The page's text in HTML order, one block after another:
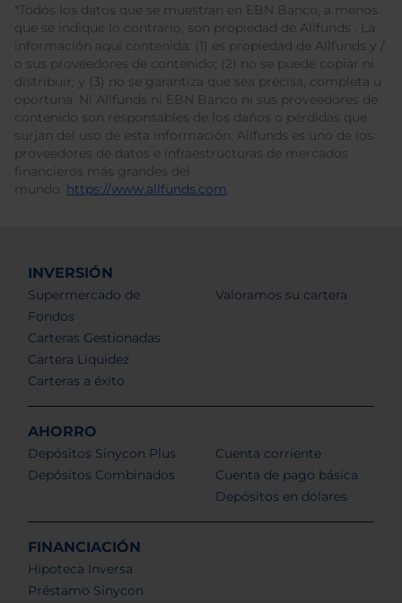
*Todos los datos que se muestran en EBN Banco, a menos
que se indique lo contrario, son propiedad de Allfunds . La
información aquí contenida: (1) es propiedad de Allfunds y /
o sus proveedores de contenido; (2) no se puede copiar ni
distribuir; y (3) no se garantiza que sea precisa, completa u
oportuna. Ni Allfunds ni EBN Banco ni sus proveedores de
contenido son responsables de los daños o pérdidas que
surjan del uso de esta información. Allfunds es uno de los
proveedores de datos e infraestructuras de mercados
financieros más grandes del
mundo. https://www.allfunds.com.
INVERSIÓN
Supermercado de
Fondos
Carteras Gestionadas
Cartera Liquidez
Carteras a éxito
Valoramos su cartera
AHORRO
Depósitos Sinycon Plus
Depósitos Combinados
Cuenta corriente
Cuenta de pago básica
Depósitos en dólares
FINANCIACIÓN
Hipoteca Inversa
Préstamo Sinycon